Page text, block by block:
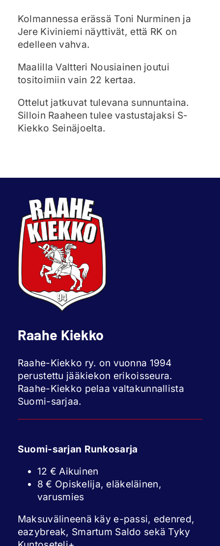
Kolmannessa erässä Toni Nurminen ja
Jere Kiviniemi näyttivät, että RK on
edelleen vahva.
Maalilla Valtteri Nousiainen joutui
tositoimiin vain 22 kertaa.
Ottelut jatkuvat tulevana sunnuntaina.
Silloin Raaheen tulee vastustajaksi S-
Kiekko Seinäjoelta.
Raahe Kiekko
Raahe-Kiekko ry. on vuonna 1994
perustettu jääkiekon erikoisseura.
Raahe-Kiekko pelaa valtakunnallista
Suomi-sarjaa.
Suomi-sarjan Runkosarja
12 € Aikuinen
8 € Opiskelija, eläkeläinen,
varusmies
Maksuvälineenä käy e-passi, edenred,
eazybreak, Smartum Saldo sekä Tyky